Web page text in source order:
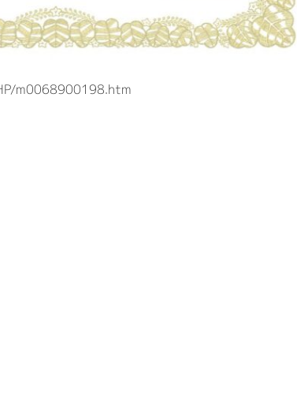
m0068900198.htm